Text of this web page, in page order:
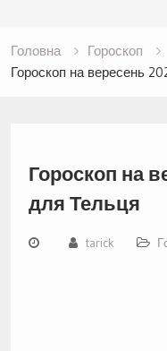
Головна
Гороскоп
Гороскоп на вересень
Гороскоп на
для Тельця
tarick